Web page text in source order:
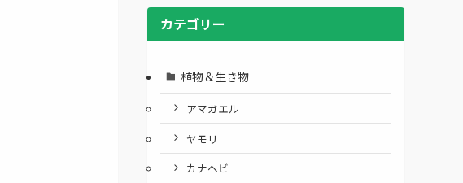
カテゴリー
植物＆生き物
アマガエル
ヤモリ
カナヘビ